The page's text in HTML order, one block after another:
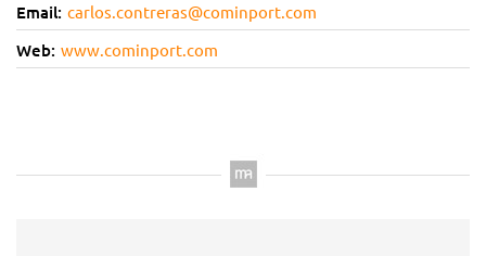
Email: carlos.contreras@cominport.com
Web: www.cominport.com